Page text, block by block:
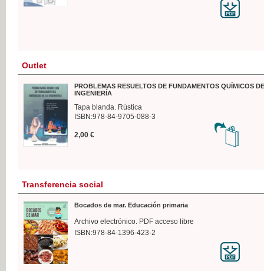
Outlet
PROBLEMAS RESUELTOS DE FUNDAMENTOS QUÍMICOS
INGENIERÍA
Tapa blanda. Rústica
ISBN:978-84-9705-088-3
2,00 €
Transferencia social
Bocados de mar. Educación primaria
Archivo electrónico. PDF acceso libre
ISBN:978-84-1396-423-2